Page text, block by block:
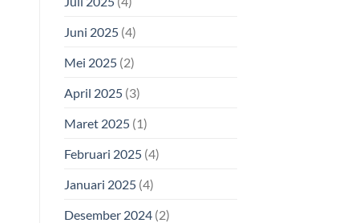
Juni 2025(4)
Mei 2025(2)
April 2025(3)
Maret 2025(1)
Februari 2025(4)
Januari 2025(4)
Desember 2024(2)